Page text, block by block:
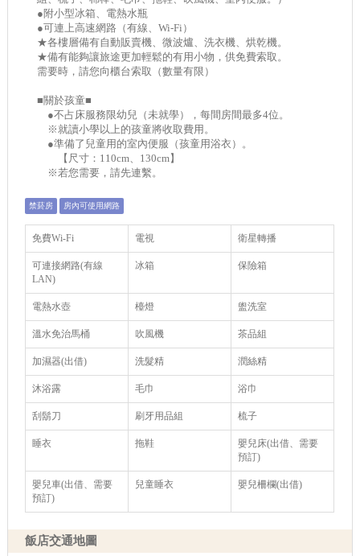
●附小型冰箱、電熱水瓶
●可連上高速網路（有線、Wi-Fi）
★各樓層備有自動販賣機、微波爐、洗衣機、烘乾機。
★備有能夠讓旅途更加輕鬆的有用小物，供免費索取。
需要時，請您向櫃台索取（數量有限）
■關於孩童■
●不占床服務限幼兒（未就學），每間房間最多4位。
※就讀小學以上的孩童將收取費用。
●準備了兒童用的室內便服（孩童用浴衣）。
【尺寸：110cm、130cm】
※若您需要，請先連繫。
禁菸房 房內可使用網路
免費Wi-Fi 電視 衛星轉播
可連接網路(有線
LAN)
冰箱 保險箱
電熱水壺 檯燈 盥洗室
溫水免治馬桶 吹風機 茶品組
加濕器(出借) 洗髮精 潤絲精
沐浴露 毛巾 浴巾
刮鬍刀 刷牙用品組 梳子
睡衣 拖鞋
嬰兒床(出借、需要
預訂)
嬰兒車(出借、需要
預訂)
兒童睡衣 嬰兒柵欄(出借)
飯店交通地圖